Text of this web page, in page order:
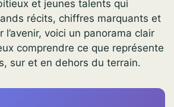
et jeunes talents qui
récits, chiffres marquants et
voici un panorama clair
comprendre ce que représente
sur et en dehors du terrain.